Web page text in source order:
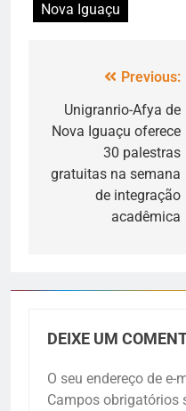
Nova Iguaçu
Previous:
Unigranrio-Afya de
Nova Iguaçu oferece
30 palestras
gratuitas na semana
de integração
acadêmica
DEIXE UM
O seu endereço de
Campos obrigatórios